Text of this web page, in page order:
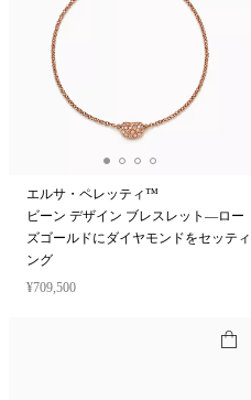
エルサ・ペレッティ™
ビーン デザイン ブレスレット—ロー
ズゴールドにダイヤモンドをセッティ
ング
¥709,500